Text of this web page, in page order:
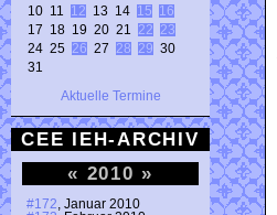
10 11 12 13 14 15
16
17 18 19 20 21 22
23
24 25 26 27 28 29 30
31
Aktuelle Termine
CEE IEH-ARCHIV
« 2010 »
#172 , Januar 2010